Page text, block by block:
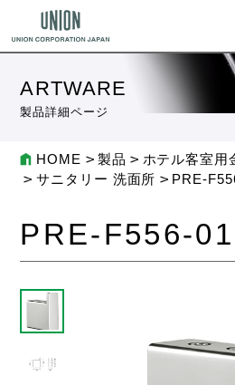
ARTWARE
製品詳細ページ
HOME 製品
ホテル客室
サニタリー 洗面所
PRE-
PRE-F556-01